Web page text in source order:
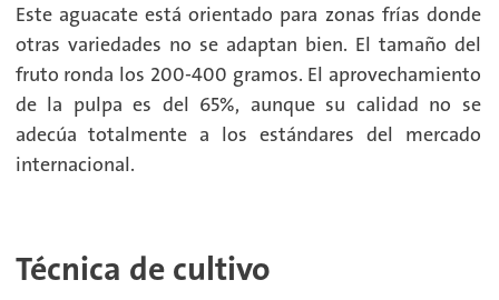
Este aguacate está orientado para zonas frías donde
otras variedades no se adaptan bien. El tamaño del
fruto ronda los 200-400 gramos. El aprovechamiento
de la pulpa es del 65%, aunque su calidad no se
adecúa totalmente a los estándares del mercado
internacional.
Técnica de cultivo